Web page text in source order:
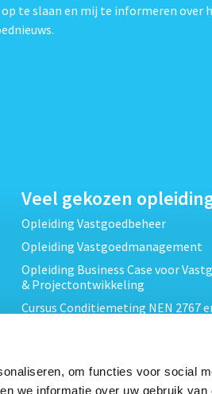
om functies voor social
we informatie over uw gebruik van
te slaan en mij te informeren over
Veel gekozen
Opleiding Vastgoedbeheer
Opleiding Vastgoedmanagement
Opleiding Business Case voor
& Projectontwikkeling
Cursus Conditiemeting NEN 2767
Cursus EP-W Basis Woningen